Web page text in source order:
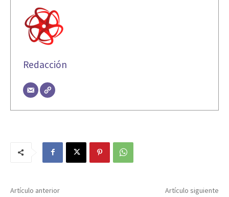
Redacción
Artículo anterior Artículo siguiente